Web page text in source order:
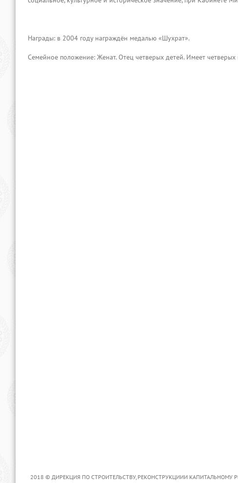
Награды: в 2004 году награждён медалью «Шухрат».
Семейное положение: Женат. Отец четверых детей. Имеет четверых
2018 © ДИРЕКЦИЯ ПО СТРОИТЕЛЬСТВУ, РЕКОНСТРУКЦИИИ